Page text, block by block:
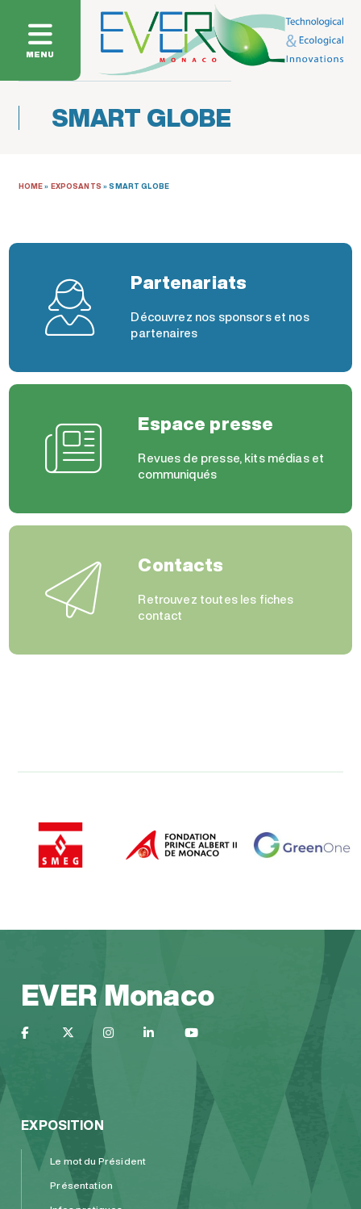
MENU
SMART GLOBE
HOME» EXPOSANTS »SMART GLOBE
Partenariats
Découvrez nos sponsors et nos
partenaires
Espace presse
Revues de presse, kits médias et
communiqués
Contacts
Retrouvez toutes les fiches
contact
EVER Monaco
EXPOSITION
Le mot du Président
Présentation